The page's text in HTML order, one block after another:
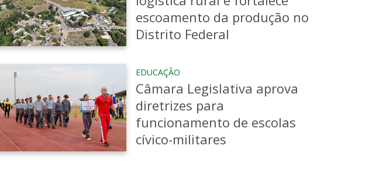
escoamento da produção no
Distrito Federal
EDUCAÇÃO
Câmara Legislativa aprova
diretrizes para
funcionamento de escolas
cívico-militares